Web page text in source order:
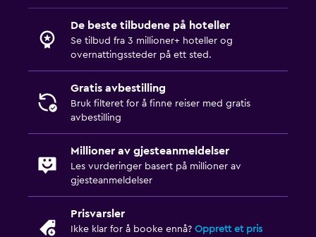
De beste tilbudene på hoteller
Se tilbud fra 3 millioner+ hoteller og
overnattingssteder på ett sted.
Gratis avbestilling
Bruk filteret for å finne reiser med gratis
avbestilling
Millioner av gjesteanmeldelser
Les vurderinger basert på millioner av
gjesteanmeldelser
Prisvarsler
Ikke klar for å booke ennå? Opprett et pris